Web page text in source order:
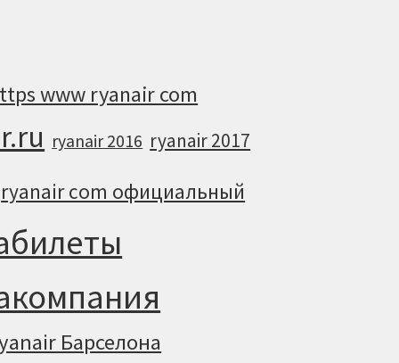
www ryanair com
ryanair 2016 ryanair 2017
ryanair com официальный
Барселона